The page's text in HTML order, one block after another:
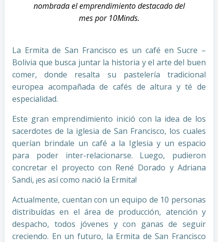
nombrada el emprendimiento destacado del
mes por 10Minds.
La Ermita de San Francisco es un café en Sucre –
Bolivia que busca juntar la historia y el arte del buen
comer, donde resalta su pastelería tradicional
europea acompañada de cafés de altura y té de
especialidad.
Este gran emprendimiento inició con la idea de los
sacerdotes de la iglesia de San Francisco, los cuales
querían brindale un café a la Iglesia y un espacio
para poder inter-relacionarse. Luego, pudieron
concretar el proyecto con René Dorado y Adriana
Sandi, ¡es así como nació la Ermita!
Actualmente, cuentan con un equipo de 10 personas
distribuídas en el área de producción, atención y
despacho, todos jóvenes y con ganas de seguir
creciendo. En un futuro, la Ermita de San Francisco